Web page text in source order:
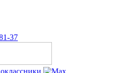
37